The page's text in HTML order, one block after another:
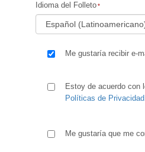
Idioma del Folleto
Me gustaría recibir e-
Estoy de acuerdo con
Políticas de Privacidad
Me gustaría que me